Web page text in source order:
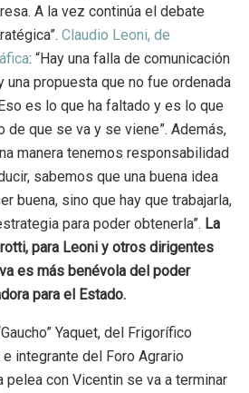
A la vez continúa el debate
Claudio Leoni, de
: “Hay una falla de comunicación
propuesta que no fue ordenada
es lo que ha faltado y es lo que
de que se va y se viene”. Además,
manera tenemos responsabilidad
sabemos que una buena idea
buena, sino que hay que trabajarla,
para poder obtenerla”. La
para Leoni y otros dirigentes
es más benévola del poder
para el Estado.
Yaquet, del Frigorífico
integrante del Foro Agrario
pelea con Vicentin se va a terminar